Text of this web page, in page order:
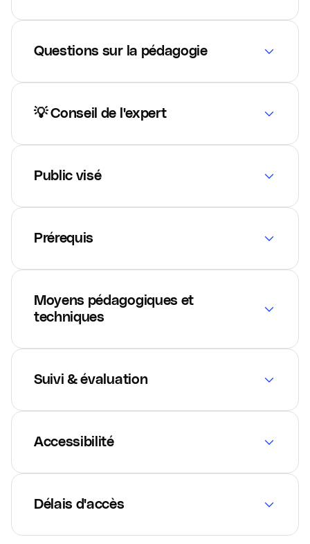
Questions sur la pédagogie
💡 Conseil de l'expert
Public visé
Prérequis
Moyens pédagogiques et
techniques
Suivi & évaluation
Accessibilité
Délais d'accès